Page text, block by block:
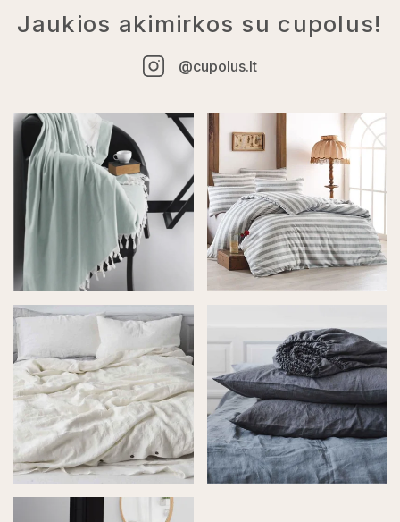
Jaukios akimirkos su cupolus!
@cupolus.lt